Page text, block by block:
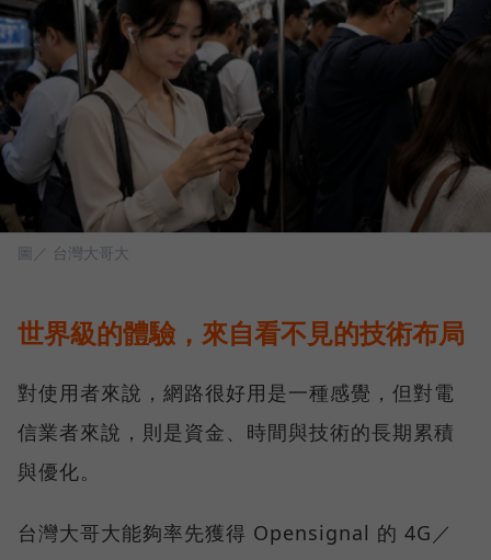
圖／ 台灣大哥大
世界級的體驗，來自看不見的技術布局
對使用者來說，網路很好用是一種感覺，但對電
信業者來說，則是資金、時間與技術的長期累積
與優化。
台灣大哥大能夠率先獲得 Opensignal 的 4G／